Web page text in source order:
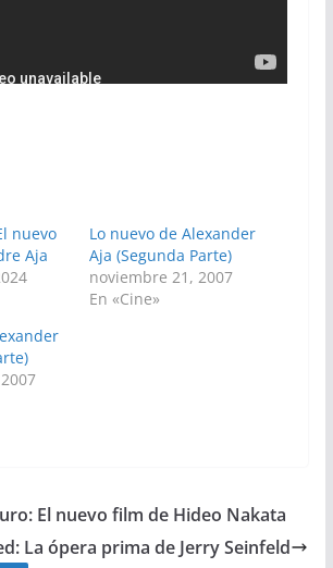
nuevo
Aja
Lo nuevo de Alexander
Aja (Segunda Parte)
noviembre 21, 2007
En «Cine»
El nuevo film de Hideo Nakata
La ópera prima de Jerry Seinfeld